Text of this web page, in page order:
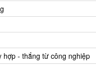
hợp - thắng từ công nghiệp